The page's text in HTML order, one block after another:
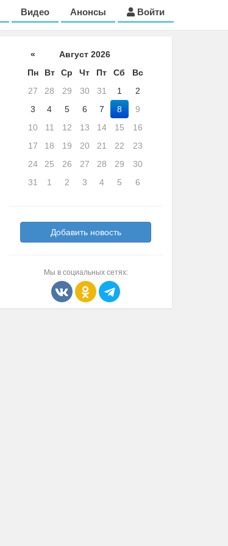
Видео Анонсы Войти
«
Август 2026
Пн
Вт Ср Чт Пт Сб
Вс
27
28 29 30 31 1
2
3
4 5 6 7 8
9
10
11 12 13 14 15
16
17
18 19 20 21 22
23
24
25 26 27 28 29
30
31
1 2 3 4 5 6
Добавить новость
Мы в социальных сетях: